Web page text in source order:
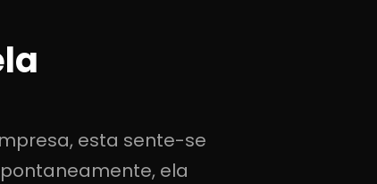
esta sente-se
ela